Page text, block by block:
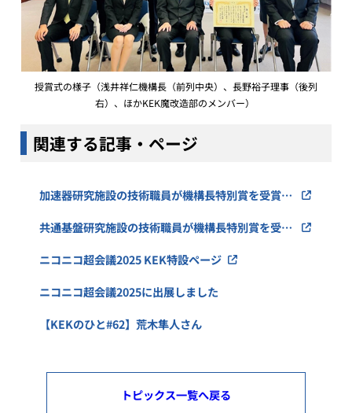
授賞式の様子（浅井祥仁機構長（前列中央）、長野裕子理事（後列
右）、ほかKEK魔改造部のメンバー）
関連する記事・ページ
加速器研究施設の技術職員が機構長特別賞を受賞し
共通基盤研究施設の技術職員が機構長特別賞を受賞
ニコニコ超会議2025 KEK特設ページ
ニコニコ超会議2025に出展しました
【KEKのひと#62】荒木隼人さん
トピックス一覧へ戻る